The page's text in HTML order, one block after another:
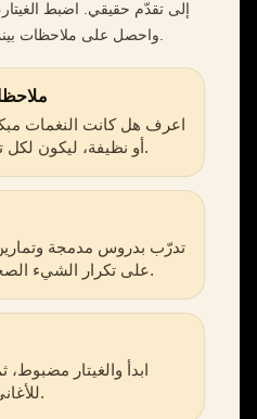
إلى تقدّم حقيقي. اضبط
اعرف هل كانت النغمات
أو نظيفة، ليكون لكل تكرار خطوة تالية واضحة.
تدرّب بدروس مدمجة
على تكرار الشيء الصحيح بالمستوى المناسب.
ابدأ والغيتار
للأغاني والتمارين والملاحظات.